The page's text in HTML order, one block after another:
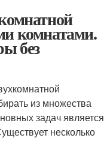
комнатами.
без
из множества
задач является
несколько